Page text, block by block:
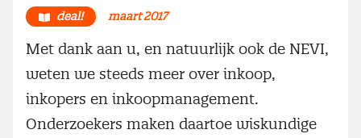
deal! maart 2017
Met dank aan u, en natuurlijk ook de NEVI,
weten we steeds meer over inkoop,
inkopers en inkoopmanagement.
Onderzoekers maken daartoe wiskundige